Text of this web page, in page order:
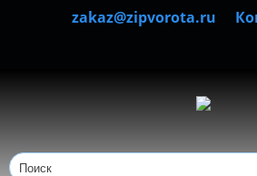
zakaz@zipvorota.ru